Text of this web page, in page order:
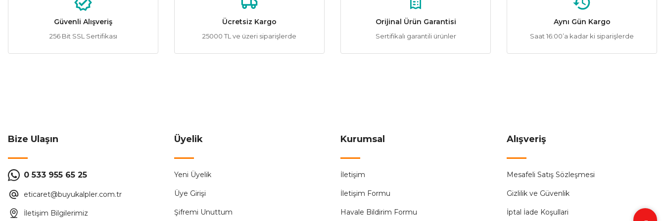
ÜRÜN TÜKENMİŞTİR.
%56
CATA Ledera
Şavk Ş500580 4W E27 Duylu Balköpüğü T45 Filamanlı Rustik Led Ampul
114,43 ₺
Sunlight G95 4W 6500K Beyaz Işık Led Rustik Ampul
50,84 ₺
Güvenli Alışveriş
256 Bit SSL Sertifikası
Ücretsiz Kargo
25000 TL ve üzeri siparişlerde
Orijinal Ürün Garantisi
Sertifikalı garantili ürünler
Aynı Gün Kargo
Saat 16:00’a kadar ki siparişlerde
Bize Ulaşın
0 533 955 65 25
eticaret@buyukalpler.com.tr
İletişim Bilgilerimiz
Üyelik
Yeni Üyelik
Üye Girişi
Şifremi Unuttum
Kurumsal
İletişim
İletişim Formu
Havale Bildirim Formu
Alışveriş
Mesafeli Satış Sözleşmesi
Gizlilik ve Güvenlik
İptal İade Koşullari